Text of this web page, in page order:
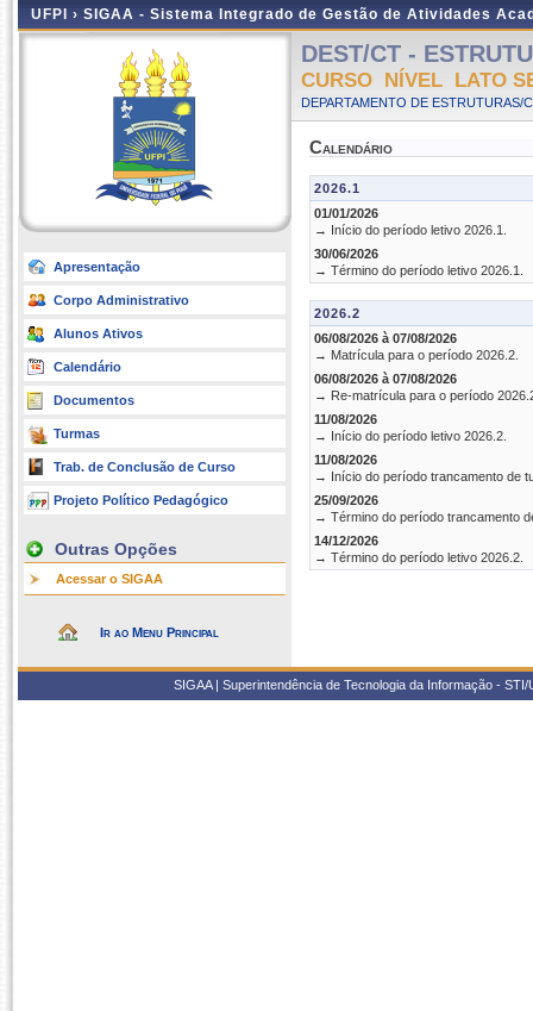
UFPI › SIGAA - Sistema Integrado de Gestão de Atividades
Apresentação
Corpo Administrativo
Alunos Ativos
Calendário
Documentos
Turmas
Trab. de Conclusão de Curso
Projeto Político Pedagógico
Outras Opções
Acessar o SIGAA
Ir ao Menu Principal
DEST/CT -
CURSO NÍVEL LATO
DEPARTAMENTO DE ESTRUTURAS/
Calendário
2026.1
01/01/2026
→ Início do período letivo 2026.1.
30/06/2026
→ Término do período letivo 2026.1.
2026.2
06/08/2026 à 07/08/2026
→ Matrícula para o período 2026.2.
06/08/2026 à 07/08/2026
→ Re-matrícula para o período
11/08/2026
→ Início do período letivo 2026.2.
11/08/2026
→ Início do período trancamento de
25/09/2026
→ Término do período trancamento
14/12/2026
→ Término do período letivo 2026.2.
SIGAA | Superintendência de Tecnologia da Informação -